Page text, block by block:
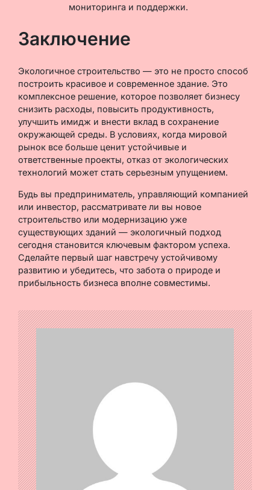
мониторинга и поддержки.
Заключение
Экологичное строительство — это не просто способ
построить красивое и современное здание. Это
комплексное решение, которое позволяет бизнесу
снизить расходы, повысить продуктивность,
улучшить имидж и внести вклад в сохранение
окружающей среды. В условиях, когда мировой
рынок все больше ценит устойчивые и
ответственные проекты, отказ от экологических
технологий может стать серьезным упущением.
Будь вы предприниматель, управляющий компанией
или инвестор, рассматривате ли вы новое
строительство или модернизацию уже
существующих зданий — экологичный подход
сегодня становится ключевым фактором успеха.
Сделайте первый шаг навстречу устойчивому
развитию и убедитесь, что забота о природе и
прибыльность бизнеса вполне совместимы.